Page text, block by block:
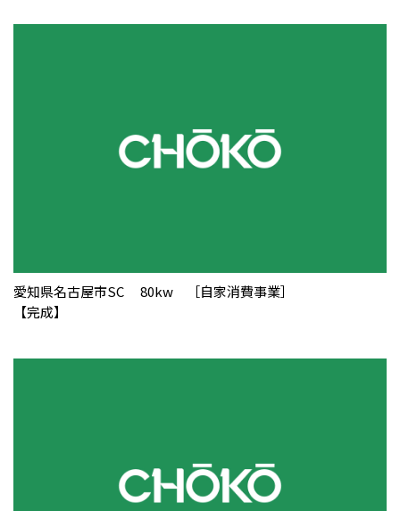
愛知県名古屋市SC 80kw ［自家消費事業］
【完成】